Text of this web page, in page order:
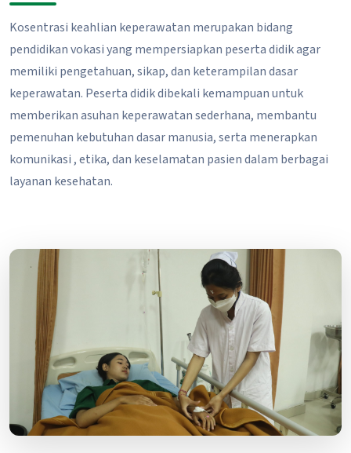
Kosentrasi keahlian keperawatan merupakan bidang
pendidikan vokasi yang mempersiapkan peserta didik agar
memiliki pengetahuan, sikap, dan keterampilan dasar
keperawatan. Peserta didik dibekali kemampuan untuk
memberikan asuhan keperawatan sederhana, membantu
pemenuhan kebutuhan dasar manusia, serta menerapkan
komunikasi , etika, dan keselamatan pasien dalam berbagai
layanan kesehatan.